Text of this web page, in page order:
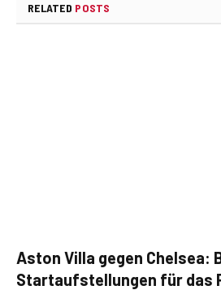
RELATED POSTS
Aston Villa gegen Chelsea:
Startaufstellungen für das